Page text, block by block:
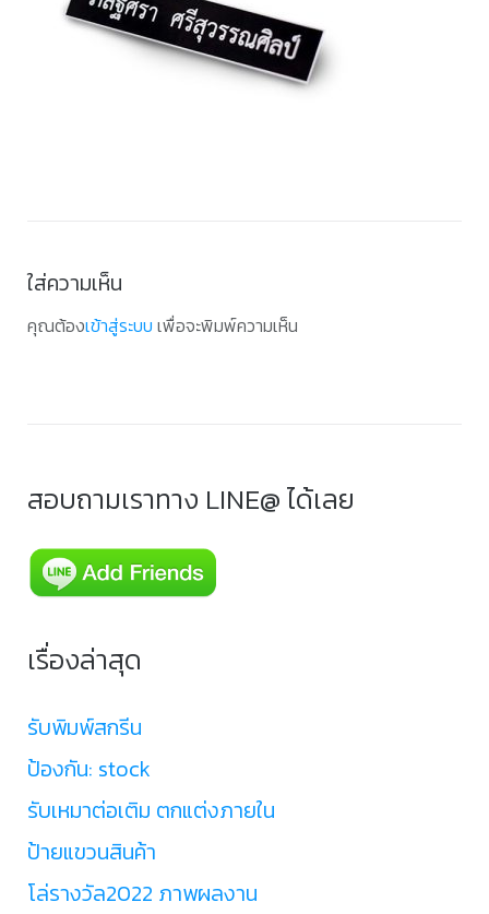
ใส่ความเห็น
คุณต้องเข้าสู่ระบบ เพื่อจะพิมพ์ความเห็น
สอบถามเราทาง LINE@ ได้เลย
เรื่องล่าสุด
รับพิมพ์สกรีน
ป้องกัน: stock
รับเหมาต่อเติม ตกแต่งภายใน
ป้ายแขวนสินค้า
โล่รางวัล2022 ภาพผลงาน